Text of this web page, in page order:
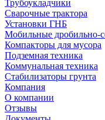
Трубоукладчики
Сварочные трактора
Установки ГНБ
Мобильные дробильно-
Компакторы для мусора
Подземная техника
Коммунальная техника
Стабилизаторы грунта
Компания
О компании
Отзывы